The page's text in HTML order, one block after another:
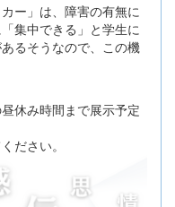
ー」は、障害の有無に
集中できる」と学生に
るそうなので、この機
休み時間まで展示予定
ださい。